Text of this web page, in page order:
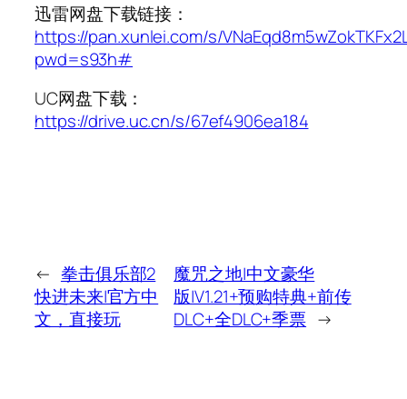
迅雷网盘下载链接：
https://pan.xunlei.com/s/
pwd=s93h#
UC网盘下载：
https://drive.uc.cn/s/67ef4906ea184
← 拳击俱乐部2
快进未来|官方中
文，直接玩
魔咒之地|中文豪华
版|V1.21+预购特典+前传
DLC+全DLC+季票 →